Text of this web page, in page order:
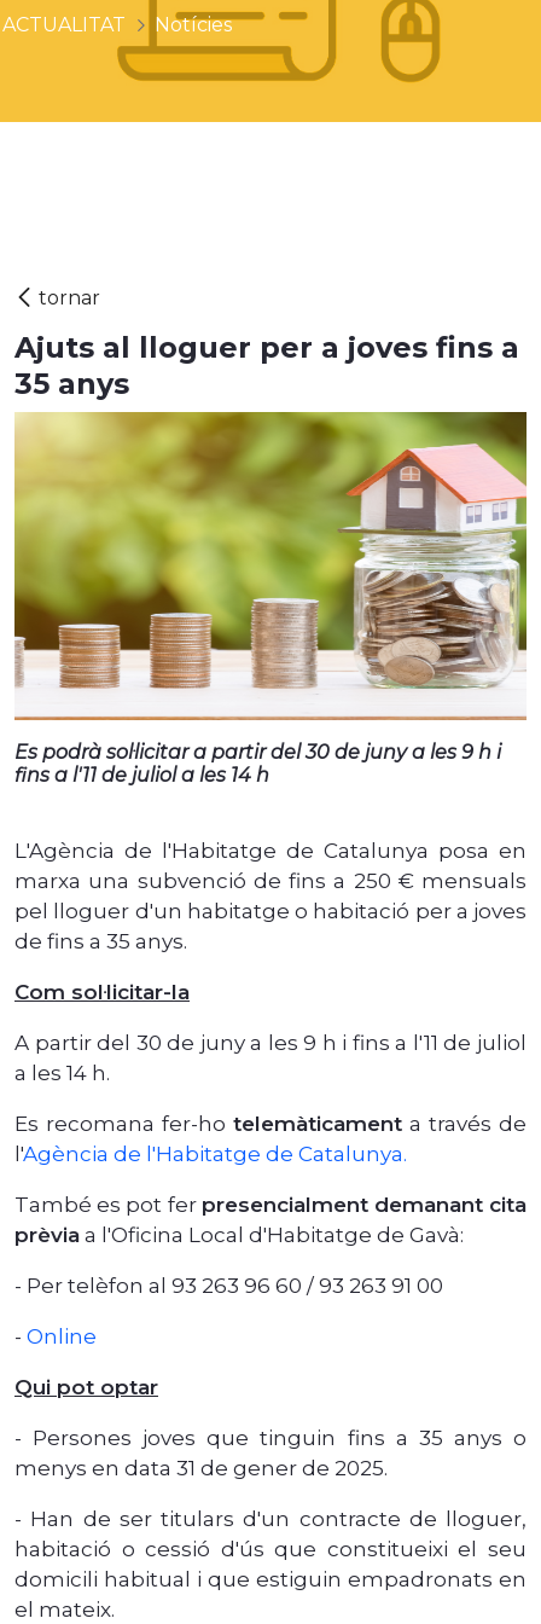
ACTUALITAT Notícies
Ajuts al lloguer per a joves fins a
35 anys
Es podrà sol·licitar a partir del 30 de juny a les 9 h i
fins a l'11 de juliol a les 14 h
L'Agència de l'Habitatge de Catalunya posa en
marxa una subvenció de fins a 250 € mensuals
pel lloguer d'un habitatge o habitació per a joves
de fins a 35 anys.
Com sol·licitar-la
A partir del 30 de juny a les 9 h i fins a l'11 de juliol
a les 14 h.
Es recomana fer-ho telemàticamenta través de
l'Agència de l'Habitatge de Catalunya.
També es pot fer presencialment demanant cita
prèvia a l'Oficina Local d'Habitatge de Gavà:
- Per telèfon al 93 263 96 60 / 93 263 91 00
- Online
Qui pot optar
- Persones joves que tinguin fins a 35 anys o
menys en data 31 de gener de 2025.
- Han de ser titulars d'un contracte de lloguer,
habitació o cessió d'ús que constitueixi el seu
domicili habitual i que estiguin empadronats en
el mateix.